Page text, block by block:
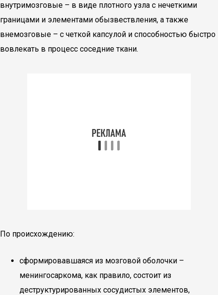
внутримозговые – в виде плотного узла с нечеткими
границами и элементами обызвествления, а также
внемозговые – с четкой капсулой и способностью быстро
вовлекать в процесс соседние ткани.
По происхождению:
сформировавшаяся из мозговой оболочки –
менингосаркома, как правило, состоит из
деструктурированных сосудистых элементов,